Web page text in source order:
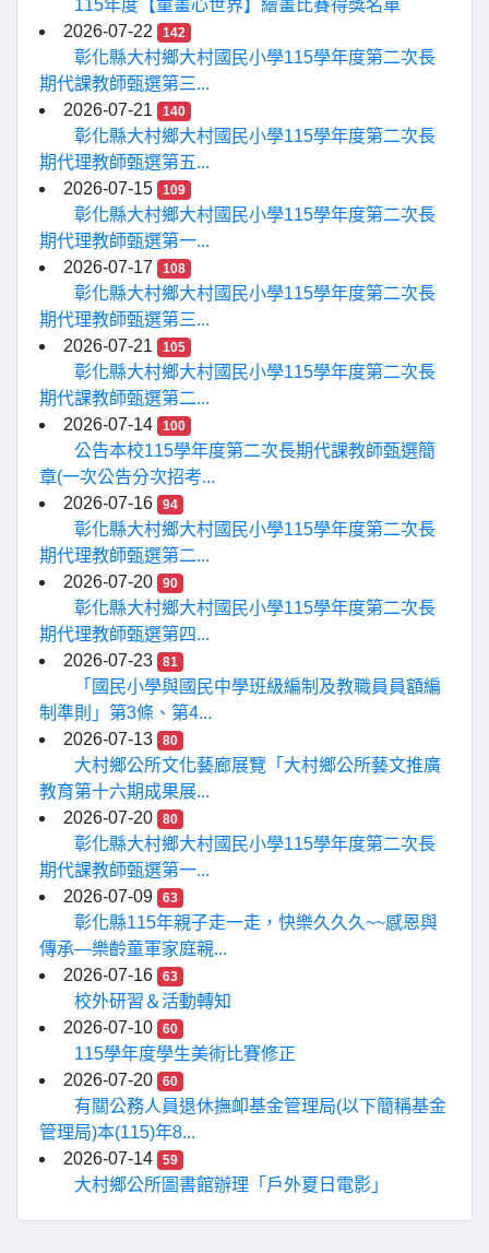
115年度【童畫心世界】繪畫比賽得獎名單
2026-07-22
142
彰化縣大村鄉大村國民小學115學年度第二次長
期代課教師甄選第三...
2026-07-21
140
彰化縣大村鄉大村國民小學115學年度第二次長
期代理教師甄選第五...
2026-07-15
109
彰化縣大村鄉大村國民小學115學年度第二次長
期代理教師甄選第一...
2026-07-17
108
彰化縣大村鄉大村國民小學115學年度第二次長
期代理教師甄選第三...
2026-07-21
105
彰化縣大村鄉大村國民小學115學年度第二次長
期代課教師甄選第二...
2026-07-14
100
公告本校115學年度第二次長期代課教師甄選簡
章(一次公告分次招考...
2026-07-16
94
彰化縣大村鄉大村國民小學115學年度第二次長
期代理教師甄選第二...
2026-07-20
90
彰化縣大村鄉大村國民小學115學年度第二次長
期代理教師甄選第四...
2026-07-23
81
「國民小學與國民中學班級編制及教職員員額編
制準則」第3條、第4...
2026-07-13
80
大村鄉公所文化藝廊展覽「大村鄉公所藝文推廣
教育第十六期成果展...
2026-07-20
80
彰化縣大村鄉大村國民小學115學年度第二次長
期代課教師甄選第一...
2026-07-09
63
彰化縣115年親子走一走，快樂久久久~~感恩與
傳承—樂齡童軍家庭親...
2026-07-16
63
校外研習＆活動轉知
2026-07-10
60
115學年度學生美術比賽修正
2026-07-20
60
有關公務人員退休撫卹基金管理局(以下簡稱基金
管理局)本(115)年8...
2026-07-14
59
大村鄉公所圖書館辦理「戶外夏日電影」